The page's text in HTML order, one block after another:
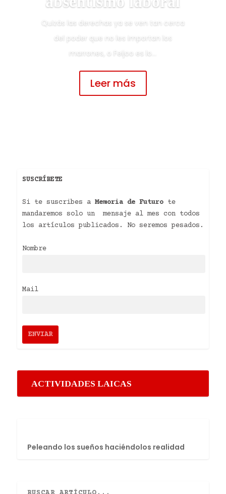
Quizás las derechas ya se ven tan cerca
del poder que no les importan los
marrones, o Feijoo es lo...
Leer más
SUSCRÍBETE
Si te suscribes a Memoria de Futurote
mandaremos solo un mensaje al mes con todos
los artículos publicados. No seremos pesados.
Nombre
Mail
ACTIVIDADES LAICAS
Peleando los sueños haciéndolos realidad